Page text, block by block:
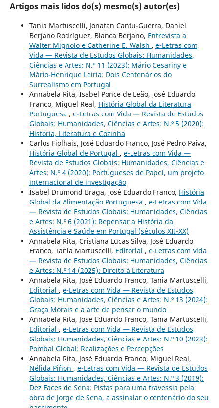
Artigos mais lidos do(s) mesmo(s) autor(es)
Tania Martuscelli, Jonatan Cantu-Guerra, Daniel
Berjano Rodríguez, Blanca Berjano, Entrevista a
Walter Mignolo e Catherine E. Walsh , e-Letras com
Vida — Revista de Estudos Globais: Humanidades,
Ciências e Artes: N.º 11 (2023): Mário Cesariny e
Mário-Henrique Leiria: Dois Centenários do
Surrealismo em Portugal
Annabela Rita, Isabel Ponce de Leão, José Eduardo
Franco, Miguel Real, História Global da Literatura
Portuguesa , e-Letras com Vida — Revista de Estudos
Globais: Humanidades, Ciências e Artes: N.º 5 (2020):
História, Literatura e Cozinha
Carlos Fiolhais, José Eduardo Franco, José Pedro Paiva,
História Global de Portugal , e-Letras com Vida —
Revista de Estudos Globais: Humanidades, Ciências e
Artes: N.º 4 (2020): Portugueses de Papel, um projeto
internacional de investigação
Isabel Drumond Braga, José Eduardo Franco, História
Global da Alimentação Portuguesa , e-Letras com Vida
— Revista de Estudos Globais: Humanidades, Ciências
e Artes: N.º 6 (2021): Repensar a História da
Assistência e Saúde em Portugal (séculos XII-XX)
Annabela Rita, Cristiana Lucas Silva, José Eduardo
Franco, Tania Martuscelli, Editorial , e-Letras com Vida
— Revista de Estudos Globais: Humanidades, Ciências
e Artes: N.º 14 (2025): Direito à Literatura
Annabela Rita, José Eduardo Franco, Tania Martuscelli,
Editorial , e-Letras com Vida — Revista de Estudos
Globais: Humanidades, Ciências e Artes: N.º 13 (2024):
Graça Morais e a arte de pensar o mundo
Annabela Rita, José Eduardo Franco, Tania Martuscelli,
Editorial , e-Letras com Vida — Revista de Estudos
Globais: Humanidades, Ciências e Artes: N.º 10 (2023):
Pombal Global: Realizações e Percepções
Annabela Rita, José Eduardo Franco, Miguel Real,
Nélida Piñon , e-Letras com Vida — Revista de Estudos
Globais: Humanidades, Ciências e Artes: N.º 3 (2019):
Dez Faces de Sena: Pistas para uma travessia pela
obra de Jorge de Sena, a assinalar o centenário do seu